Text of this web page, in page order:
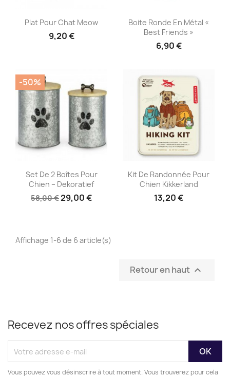
Aperçu rapide
Plat Pour Chat Meow
9,20 €
Aperçu rapide
Boite Ronde En Métal «
Best Friends »
6,90 €
Aperçu rapide
Set De 2 Boîtes Pour
Chien – Dekoratief
58,00 €29,00 €
-50%
Aperçu rapide
Kit De Randonnée Pour
Chien Kikkerland
13,20 €
Affichage 1-6 de 6 article(s)
Retour en haut 
Recevez nos offres spéciales
Vous pouvez vous désinscrire à tout moment. Vous trouverez pour cela